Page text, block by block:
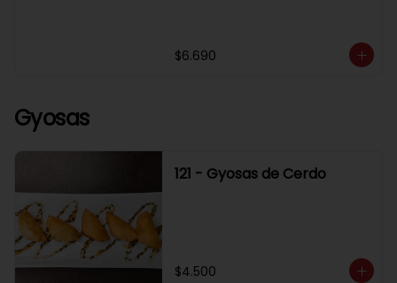
$6.690
Gyosas
121 - Gyosas de Cerdo
$4.500